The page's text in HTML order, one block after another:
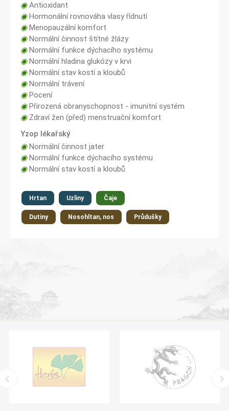
◉Antioxidant
◉Hormonální rovnováha vlasy řídnutí
◉Menopauzální komfort
◉Normální činnost štítné žlázy
◉Normální funkce dýchacího systému
◉Normální hladina glukózy v krvi
◉Normální stav kostí a kloubů
◉Normální trávení
◉Pocení
◉Přirozená obranyschopnost - imunitní systém
◉Zdraví žen (před) menstruační komfort
Yzop lékařský
◉Normální činnost jater
◉Normální funkce dýchacího systému
◉Normální stav kostí a kloubů
Hrtan Uzliny Čaje
Dutiny Nosohltan, nos Průdušky